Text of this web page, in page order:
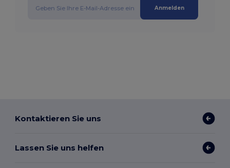
Anmelden
Kontaktieren Sie uns
Lassen Sie uns helfen